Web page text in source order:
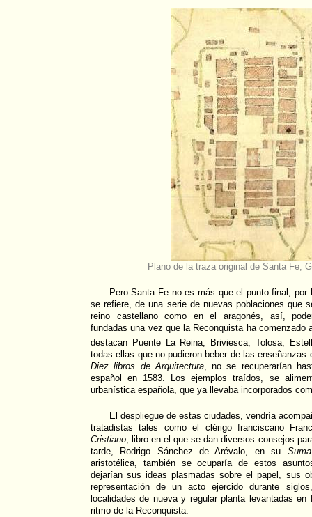
Plano de la traza original de Santa Fe,
Pero Santa Fe no es más que el punto final, por
se refiere, de una serie de nuevas poblaciones que
reino castellano como en el aragonés, así,
fundadas una vez que la Reconquista ha comenzado
destacan Puente La Reina, Briviesca, Tolosa,
todas ellas que no pudieron beber de las
Diez libros de Arquitectura, no se recuperarían
español en 1583. Los ejemplos traídos, se
urbanística española, que ya llevaba incorporados
El despliegue de estas ciudades, vendría
tratadistas tales como el clérigo franciscano
Cristiano, libro en el que se dan diversos consejos
tarde, Rodrigo Sánchez de Arévalo, en su
aristotélica, también se ocuparía de estos
dejarían sus ideas plasmadas sobre el papel, sus
representación de un acto ejercido durante
localidades de nueva y regular planta levantadas
ritmo de la Reconquista.